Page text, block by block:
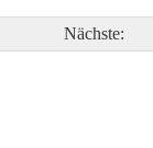
Nächste: